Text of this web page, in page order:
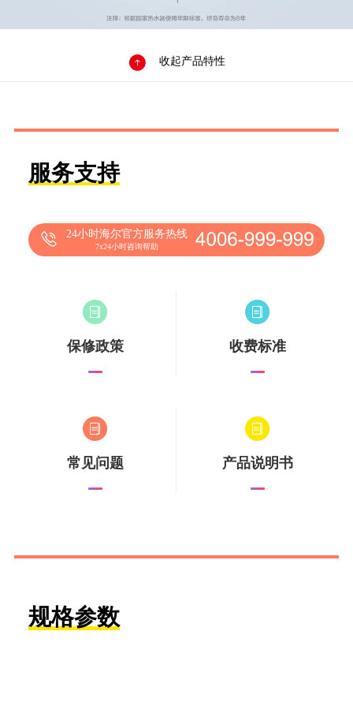
 收起产品特性
服务支持
24小时海尔官方服务热线
7x24小时咨询帮助
保修政策 收费标准
常见问题 产品说明书
规格参数